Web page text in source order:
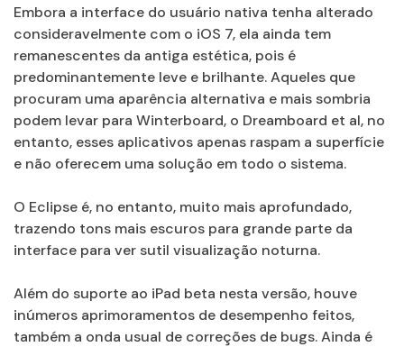
Embora a interface do usuário nativa tenha alterado
consideravelmente com o iOS 7, ela ainda tem
remanescentes da antiga estética, pois é
predominantemente leve e brilhante. Aqueles que
procuram uma aparência alternativa e mais sombria
podem levar para Winterboard, o Dreamboard et al, no
entanto, esses aplicativos apenas raspam a superfície
e não oferecem uma solução em todo o sistema.
O Eclipse é, no entanto, muito mais aprofundado,
trazendo tons mais escuros para grande parte da
interface para ver sutil visualização noturna.
Além do suporte ao iPad beta nesta versão, houve
inúmeros aprimoramentos de desempenho feitos,
também a onda usual de correções de bugs. Ainda é